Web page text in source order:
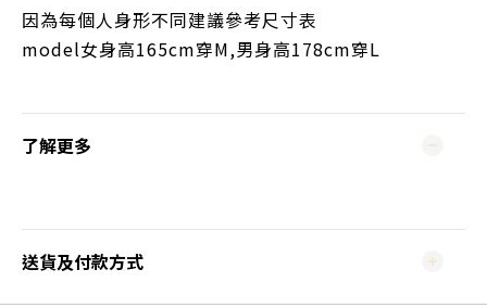
因為每個人身形不同建議參考尺寸表
model女身高165cm穿M,男身高178cm穿L
了解更多
送貨及付款方式